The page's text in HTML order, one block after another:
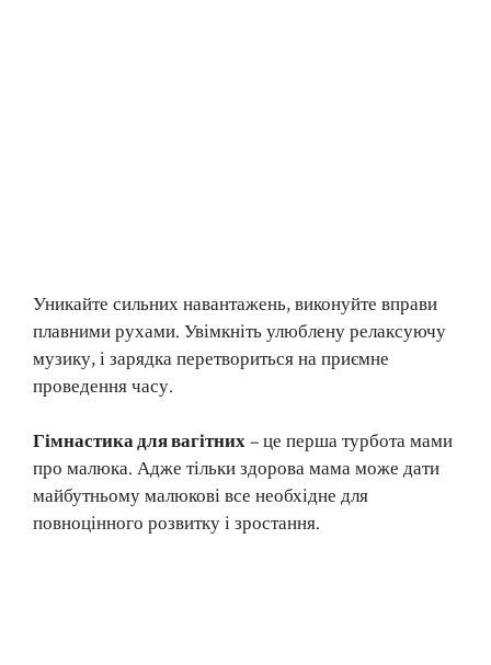
Уникайте сильних навантажень, виконуйте вправи
плавними рухами. Увімкніть улюблену релаксуючу
музику, і зарядка перетвориться на приємне
проведення часу.
Гімнастика для вагітних– це перша турбота мами
про малюка. Адже тільки здорова мама може дати
майбутньому малюкові все необхідне для
повноцінного розвитку і зростання.